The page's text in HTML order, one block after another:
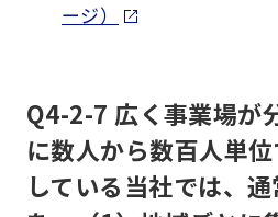
ージ）
Q4-2-7 広く事業場が
に数人から数百人単
している当社では、